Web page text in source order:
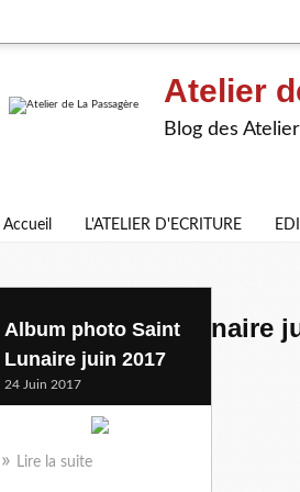
Atelier
Blog des
Accueil L'ATELIER D'ECRITURE
sommaire saint lunaire
Album photo Saint
Lunaire juin 2017
24 Juin 2017
Lire la suite